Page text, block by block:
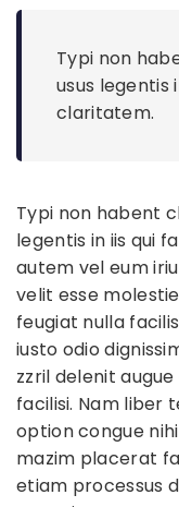
Typi non
usus legentis
claritatem.
Typi non habent
legentis in iis qui
autem vel eum
velit esse
feugiat nulla
iusto odio
zzril delenit
facilisi. Nam liber
option congue
mazim placerat
etiam processus